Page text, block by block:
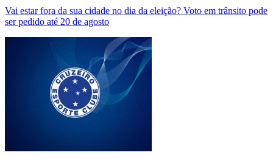
Vai estar fora da sua cidade no dia da eleição? Voto em trânsito pode
ser pedido até 20 de agosto